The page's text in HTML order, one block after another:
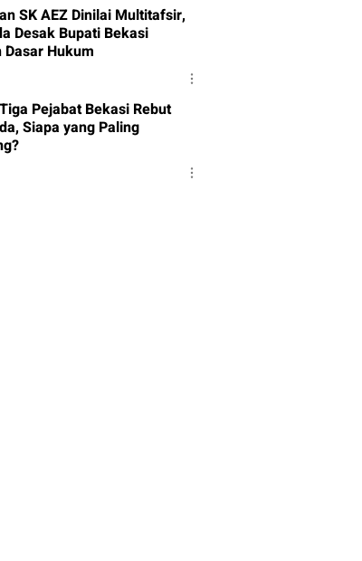
SK AEZ Dinilai Multitafsir,
Desak Bupati Bekasi
Hukum
Pejabat Bekasi Rebut
Siapa yang Paling